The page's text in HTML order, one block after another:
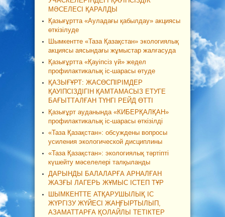
МӘСЕЛЕСІ ҚАРАЛДЫ
Қазығұртта «Ауладағы қабылдау» акциясы
өткізілуде
Шымкентте «Таза Қазақстан» экологиялық
акциясы аясындағы жұмыстар жалғасуда
Қазығұртта «Қауіпсіз үй» жедел
профилактикалық іс-шарасы өтуде
ҚАЗЫҒҰРТ: ЖАСӨСПІРІМДЕР
ҚАУІПСІЗДІГІН ҚАМТАМАСЫЗ ЕТУГЕ
БАҒЫТТАЛҒАН ТҮНГІ РЕЙД ӨТТІ
Қазығұрт ауданында «КИБЕРҚАЛҚАН»
профилактикалық іс-шарасы өткізілді
«Таза Қазақстан»: обсуждены вопросы
усиления экологической дисциплины
«Таза Қазақстан»: экологиялық тәртіпті
күшейту мәселелері талқыланды
ДАРЫНДЫ БАЛАЛАРҒА АРНАЛҒАН
ЖАЗҒЫ ЛАГЕРЬ ЖҰМЫС ІСТЕП ТҰР
ШЫМКЕНТТЕ АТҚАРУШЫЛЫҚ ІС
ЖҮРГІЗУ ЖҮЙЕСІ ЖАҢҒЫРТЫЛЫП,
АЗАМАТТАРҒА ҚОЛАЙЛЫ ТЕТІКТЕР